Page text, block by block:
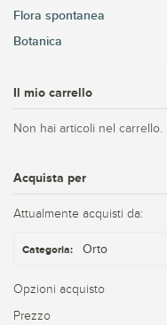
Flora spontanea
Botanica
Il mio carrello
Non hai articoli nel carrello.
Acquista per
Attualmente acquisti da:
Categoria: Orto
Opzioni acquisto
Prezzo